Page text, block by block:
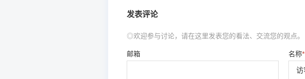
发表评论
◎欢迎参与讨论，请在这里发表您的看法、交流您的观点。
名称*
邮箱